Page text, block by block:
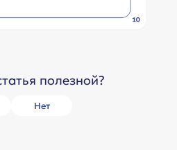
полезной?
Нет